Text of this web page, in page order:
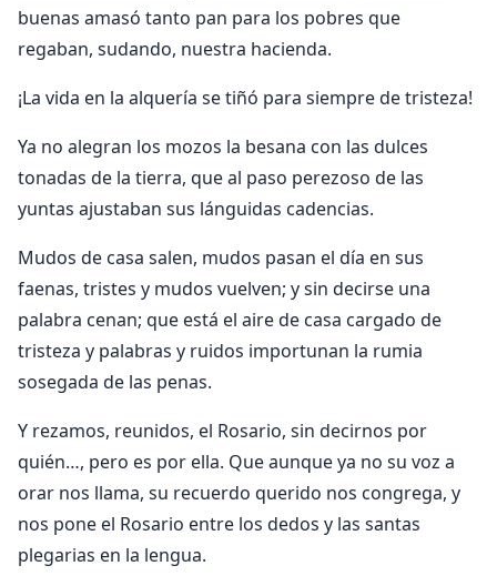
buenas amasó tanto pan para los pobres que
regaban, sudando, nuestra hacienda.
¡La vida en la alquería se tiñó para siempre de tristeza!
Ya no alegran los mozos la besana con las dulces
tonadas de la tierra, que al paso perezoso de las
yuntas ajustaban sus lánguidas cadencias.
Mudos de casa salen, mudos pasan el día en sus
faenas, tristes y mudos vuelven; y sin decirse una
palabra cenan; que está el aire de casa cargado de
tristeza y palabras y ruidos importunan la rumia
sosegada de las penas.
Y rezamos, reunidos, el Rosario, sin decirnos por
quién…, pero es por ella. Que aunque ya no su voz a
orar nos llama, su recuerdo querido nos congrega, y
nos pone el Rosario entre los dedos y las santas
plegarias en la lengua.